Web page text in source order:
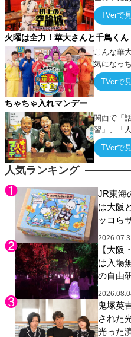
人気ランキング
JR東海
は大阪
ッコら
やグッ
【大阪
は入場
の自由
ガーデ
鬼塚英
された
光った
みたらこ
論”に若手
TVerで
火曜は全力！華大さんと千鳥くん
こんな華
気になっ
ー！
TVerで
ちゃちゃ入れマンデー
関西で「
習」、「
るテーマ
ていく関
TVerで